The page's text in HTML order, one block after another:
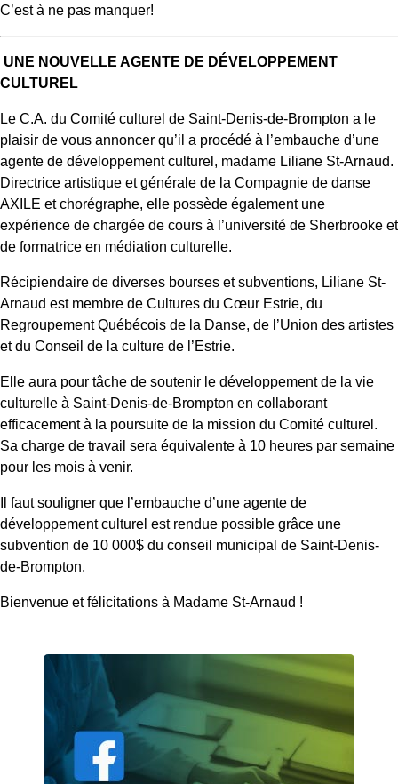
C’est à ne pas manquer!
UNE NOUVELLE AGENTE DE DÉVELOPPEMENT
CULTUREL
Le C.A. du Comité culturel de Saint-Denis-de-Brompton a le
plaisir de vous annoncer qu’il a procédé à l’embauche d’une
agente de développement culturel, madame Liliane St-Arnaud.
Directrice artistique et générale de la Compagnie de danse
AXILE et chorégraphe, elle possède également une
expérience de chargée de cours à l’université de Sherbrooke et
de formatrice en médiation culturelle.
Récipiendaire de diverses bourses et subventions, Liliane St-
Arnaud est membre de Cultures du Cœur Estrie, du
Regroupement Québécois de la Danse, de l’Union des artistes
et du Conseil de la culture de l’Estrie.
Elle aura pour tâche de soutenir le développement de la vie
culturelle à Saint-Denis-de-Brompton en collaborant
efficacement à la poursuite de la mission du Comité culturel.
Sa charge de travail sera équivalente à 10 heures par semaine
pour les mois à venir.
Il faut souligner que l’embauche d’une agente de
développement culturel est rendue possible grâce une
subvention de 10 000$ du conseil municipal de Saint-Denis-
de-Brompton.
Bienvenue et félicitations à Madame St-Arnaud !